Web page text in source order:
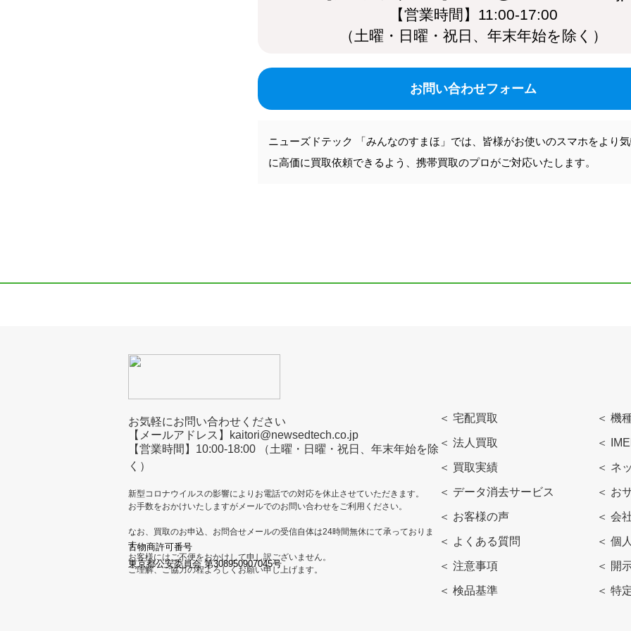
【営業時間】11:00-17:00
（土曜・日曜・祝日、年末年始を除く）
お問い合わせフォーム
ニューズドテック 「みんなのすまほ」では、皆様がお使いのスマホをより
に高価に買取依頼できるよう、携帯買取のプロがご対応いたします。
お気軽にお問い合わせください
【メールアドレス】kaitori@newsedtech.co.jp
【営業時間】10:00-18:00 （土曜・日曜・祝日、年末年始を除
く）
新型コロナウイルスの影響によりお電話での対応を休止させていただきます。
お手数をおかけいたしますがメールでのお問い合わせをご利用ください。
なお、買取のお申込、お問合せメールの受信自体は24時間無休にて承っておりま
す。
お客様にはご不便をおかけして申し訳ございません。
ご理解、ご協力の程よろしくお願い申し上げます。
古物商許可番号
東京都公安委員会 第308950907045号
＜ 宅配買取
＜ 法人買取
＜ 買取実績
＜ データ消去サービス
＜ お客様の声
＜ よくある質問
＜ 注意事項
＜ 検品基準
＜ 機
＜
＜ ネ
＜ お
＜ 会
＜ 個
＜ 開
＜ 特